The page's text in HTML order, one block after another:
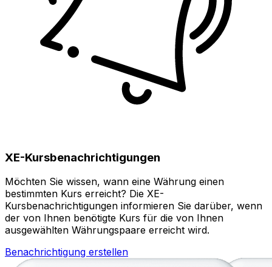
XE-Kursbenachrichtigungen
Möchten Sie wissen, wann eine Währung einen
bestimmten Kurs erreicht? Die XE-
Kursbenachrichtigungen informieren Sie darüber, wenn
der von Ihnen benötigte Kurs für die von Ihnen
ausgewählten Währungspaare erreicht wird.
Benachrichtigung erstellen